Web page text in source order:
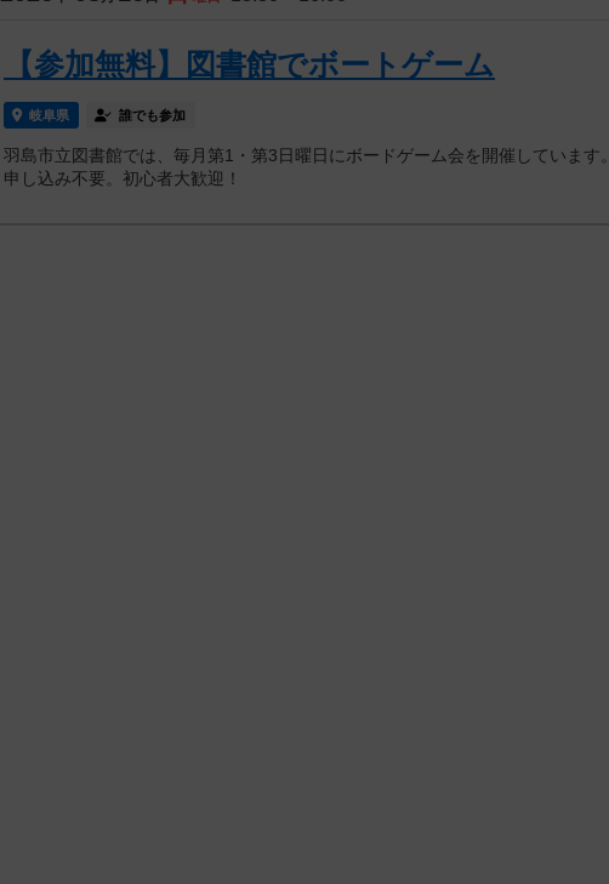
【参加無料】図書館でボートゲーム
岐阜県 誰でも参加
羽島市立図書館では、毎月第1・第3日曜日にボードゲーム会を開催しています。
申し込み不要。初心者大歓迎！